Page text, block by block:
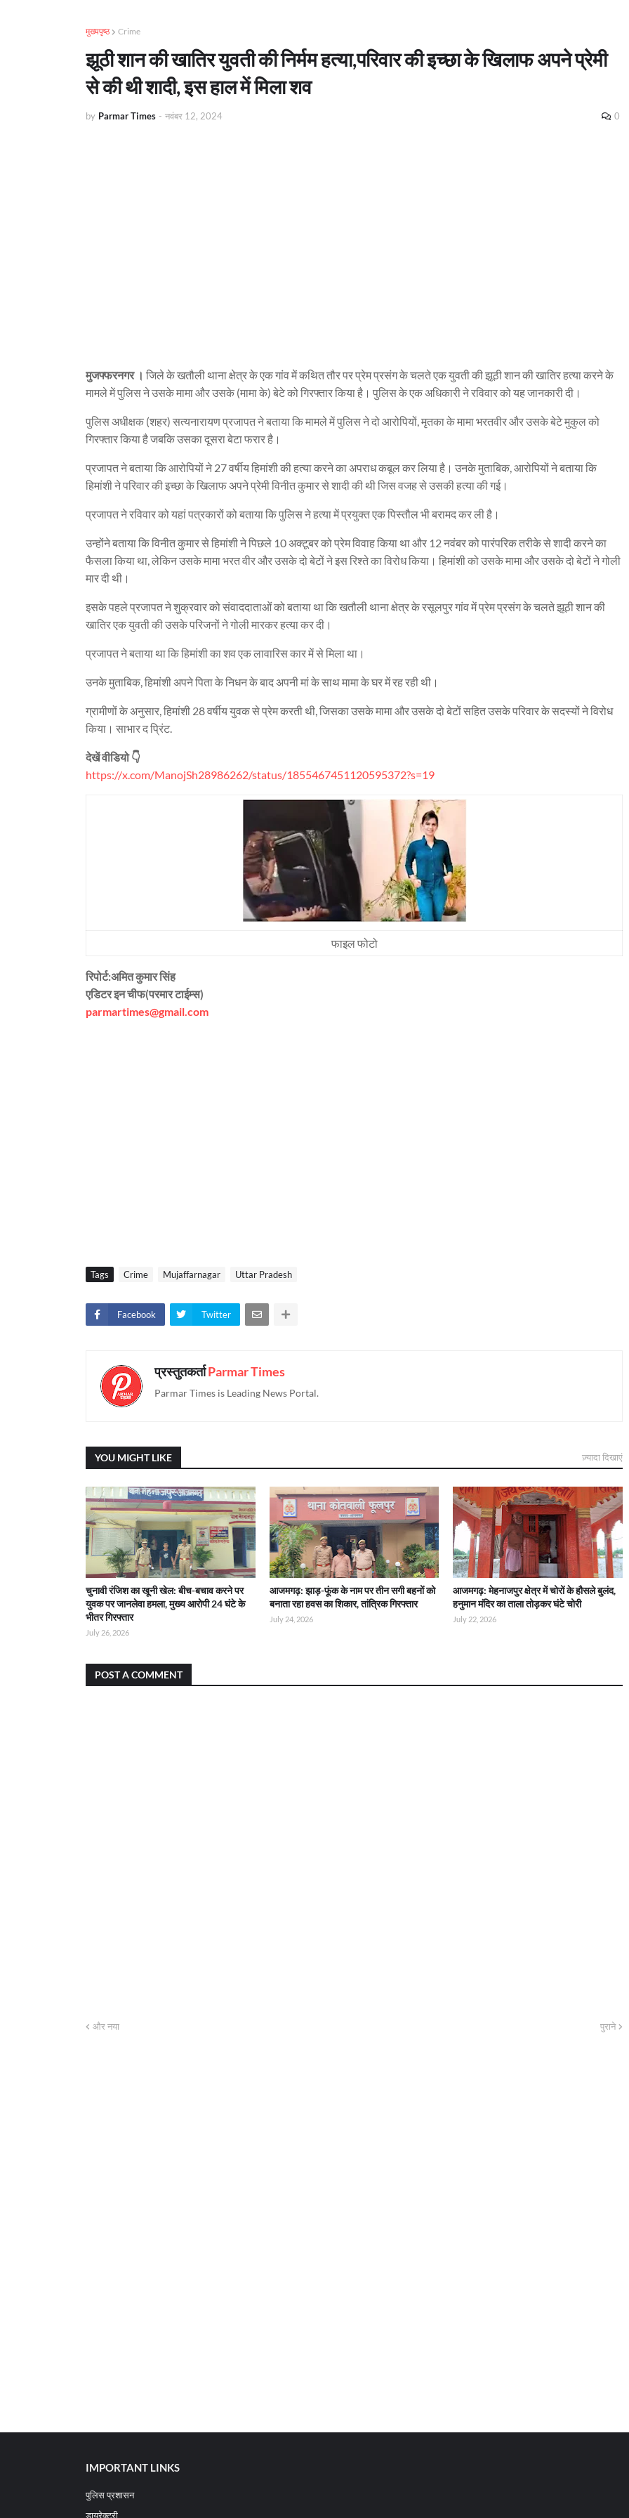
मुख्यपृष्ठ Crime
झूठी शान की खातिर युवती की निर्मम हत्या,परिवार की इच्छा के खिलाफ अपने प्रेमी
से की थी शादी, इस हाल में मिला शव
by Parmar Times - नवंबर 12, 2024 0
मुजफ्फरनगर । जिले के खतौली थाना क्षेत्र के एक गांव में कथित तौर पर प्रेम प्रसंग के चलते एक युवती की झूठी शान की खातिर हत्या करने के
मामले में पुलिस ने उसके मामा और उसके (मामा के) बेटे को गिरफ्तार किया है। पुलिस के एक अधिकारी ने रविवार को यह जानकारी दी।
पुलिस अधीक्षक (शहर) सत्यनारायण प्रजापत ने बताया कि मामले में पुलिस ने दो आरोपियों, मृतका के मामा भरतवीर और उसके बेटे मुकुल को
गिरफ्तार किया है जबकि उसका दूसरा बेटा फरार है।
प्रजापत ने बताया कि आरोपियों ने 27 वर्षीय हिमांशी की हत्या करने का अपराध कबूल कर लिया है। उनके मुताबिक, आरोपियों ने बताया कि
हिमांशी ने परिवार की इच्छा के खिलाफ अपने प्रेमी विनीत कुमार से शादी की थी जिस वजह से उसकी हत्या की गई।
प्रजाप‍त ने रविवार को यहां पत्रकारों को बताया कि पुलिस ने हत्या में प्रयुक्त एक पिस्तौल भी बरामद कर ली है।
उन्होंने बताया कि विनीत कुमार से हिमांशी ने पिछले 10 अक्टूबर को प्रेम विवाह किया था और 12 नवंबर को पारंपरिक तरीके से शादी करने का
फैसला किया था, लेकिन उसके मामा भरत वीर और उसके दो बेटों ने इस रिश्ते का विरोध किया। हिमांशी को उसके मामा और उसके दो बेटों ने गोली
मार दी थी।
इसके पहले प्रजापत ने शुक्रवार को संवाददाताओं को बताया था कि खतौली थाना क्षेत्र के रसूलपुर गांव में प्रेम प्रसंग के चलते झूठी शान की
खातिर एक युवती की उसके परिजनों ने गोली मारकर हत्या कर दी।
प्रजापत ने बताया था कि हिमांशी का शव एक लावारिस कार में से मिला था।
उनके मुताबिक, हिमांशी अपने पिता के निधन के बाद अपनी मां के साथ मामा के घर में रह रही थी।
ग्रामीणों के अनुसार, हिमांशी 28 वर्षीय युवक से प्रेम करती थी, जिसका उसके मामा और उसके दो बेटों सहित उसके परिवार के सदस्यों ने विरोध
किया। साभार द प्रिंट.
देखें वीडियो 👇
https://x.com/ManojSh28986262/status/1855467451120595372?s=19
फाइल फोटो
रिपोर्ट:अमित कुमार सिंह
एडिटर इन चीफ(परमार टाईम्स)
parmartimes@gmail.com
Tags Crime Mujaffarnagar Uttar Pradesh
Facebook Twitter
प्रस्तुतकर्ताParmar Times
Parmar Times is Leading News Portal.
YOU MIGHT LIKE ज़्यादा दिखाएं
चुनावी रंजिश का खूनी खेल: बीच-बचाव करने पर
युवक पर जानलेवा हमला, मुख्य आरोपी 24 घंटे के
भीतर गिरफ्तार
July 26, 2026
आजमगढ़: झाड़-फूंक के नाम पर तीन सगी बहनों को
बनाता रहा हवस का शिकार, तांत्रिक गिरफ्तार
July 24, 2026
आजमगढ़: मेहनाजपुर क्षेत्र में चोरों के हौसले बुलंद,
हनुमान मंदिर का ताला तोड़कर घंटे चोरी
July 22, 2026
POST A COMMENT
और नया पुराने
IMPORTANT LINKS
पुलिस प्रशासन
डायरेक्टरी